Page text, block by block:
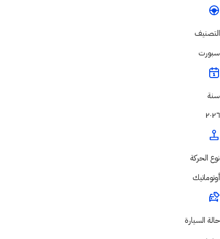
التصنيف
سبورت
سنة
٢٠٢٦
نوع الحركة
أوتوماتيك
حالة السيارة